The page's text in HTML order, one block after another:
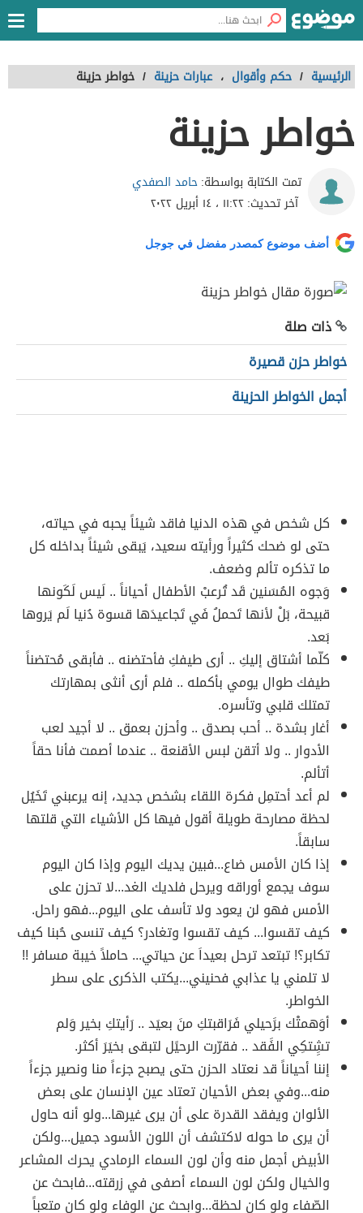
الرئيسية / حكم وأقوال ، عبارات حزينة / خواطر حزينة
خواطر حزينة
تمت الكتابة بواسطة:حامد الصفدي
آخر تحديث:١١:٢٢ ، ١٤ أبريل ٢٠٢٢
أضف موضوع كمصدر مفضل في جوجل
ذات صلة
خواطر حزن قصيرة
أجمل الخواطر الحزينة
كل شخص في هذه الدنيا فاقد شيئاً يحبه في حياته،
حتى لو ضحك كثيراً ورأيته سعيد، يَبقى شيئاً بداخله كل
ما تذكره تألم وضعف.
وَجوه المُسَنين قَد تُرعبْ الأطفال أحياناً .. لَيس لَكَونها
قبيحة، بَلْ لأنها تَحملُ فَي تَجاعيدَها قسوة دُنيا لَم يَروها
بَعد.
كلّما أشتاق إليكِ .. أرى طيفكِ فأحتضنه .. فأبقى مُحتضناً
طيفك طوال يومي بأكمله .. فلم أرى أنثى بمهارتك
تمتلك قلبي وتأسره.
أغار بشدة .. أحب بصدق .. وأحزن بعمق .. لا أجيد لعب
الأدوار .. ولا أتقن لبس الأقنعة .. عندما أصمت فأنا حقاً
أتألم.
لم أعد أحتمِل فكرة اللقاء بشخص جديد، إنه يرعبني تَخَيُل
لحظة مصارحة طويلة أقول فيها كل الأشياء التي قلتها
سابقاً.
إذا كان الأمس ضاع...فبين يديك اليوم وإذا كان اليوم
سوف يجمع أوراقه ويرحل فلديك الغد...لا تحزن على
الأمس فهو لن يعود ولا تأسف على اليوم...فهو راحل.
كيف تقسوا... كيف تقسوا وتغادر؟ كيف تنسى حُبنا كيف
تكابر؟! تبتعد ترحل بعيداَ عن حياتي... حاملاً خيبة مسافر !!
لا تلمني يا عذابي فحنيني...يكتب الذكرى على سطر
الخواطر.
أوَهمتْك برََحيلي فَرَاقبتكِ منَ بعيَد .. رَأيتكِ بخير وَلم
تشِِتكِي الفََقد .. فقرّرت الرحيََل لتبقى بخيَرَ أكثر.
إننا أحياناً قد نعتاد الحزن حتى يصبح جزءاً منا ونصير جزءاً
منه...وفي بعض الأحيان تعتاد عين الإنسان على بعض
الألوان ويفقد القدرة على أن يرى غيرها...ولو أنه حاول
أن يرى ما حوله لاكتشف أن اللون الأسود جميل...ولكن
الأبيض أجمل منه وأن لون السماء الرمادي يحرك المشاعر
والخيال ولكن لون السماء أصفى في زرقته...فابحث عن
الصّفاء ولو كان لحظة...وابحث عن الوفاء ولو كان متعباً